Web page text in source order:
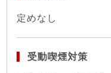
定めなし
受動喫煙対策